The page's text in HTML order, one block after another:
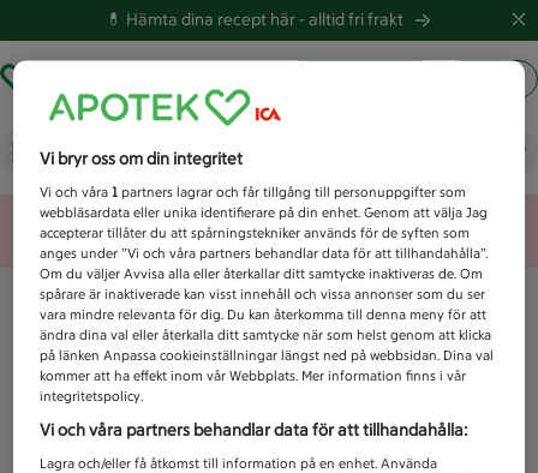
💊 Hämta dina recept här -alltid fri frakt
Vad letar du efter idag?
Unknown error
Vi bryr oss om din integritet
Vi och våra1 partners lagrar och får tillgång till personuppgifter som
webbläsardata eller unika identifierare på din enhet. Genom att välja Jag
accepterar tillåter du att spårningstekniker används för de syften som
anges under ”Vi och våra partners behandlar data för att tillhandahålla”.
Om du väljer Avvisa alla eller återkallar ditt samtycke inaktiveras de. Om
spårare är inaktiverade kan visst innehåll och vissa annonser som du ser
vara mindre relevanta för dig. Du kan återkomma till denna meny för att
ändra dina val eller återkalla ditt samtycke när som helst genom att klicka
på länken Anpassa cookieinställningar längst ned på webbsidan. Dina val
kommer att ha effekt inom vår Webbplats. Mer information finns i vår
integritetspolicy.
Vi och våra partners behandlar data för att tillhandahålla:
Lagra och/eller få åtkomst till information på en enhet. Använda